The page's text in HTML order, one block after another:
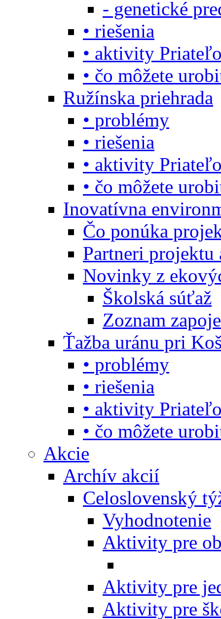
- genetické
• riešenia
• aktivity
• čo môžete
Ružínska priehrada
• problémy
• riešenia
• aktivity
• čo môžete
Inovatívna
Čo ponúka
Partneri projektu
Novinky z
Školská súťaž
Zoznam
Ťažba uránu pri
• problémy
• riešenia
• aktivity
• čo môžete
Akcie
Archív akcií
Celoslovenský
Vyhodnotenie
Aktivity pre
Aktivity pre
Aktivity pre